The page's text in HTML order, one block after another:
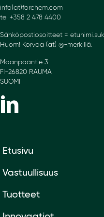
info(at)forchem.com
tel +358 2 478 4400
Sähköpostiosoitteet =
Huom! Korvaa (at) @-merkillä.
Maanpääntie 3
FI-26820 RAUMA
SUOMI
Etusivu
Vastuullisuus
Tuotteet